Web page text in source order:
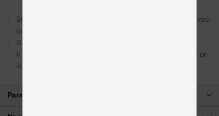
Stolička v hnedej AquaClean látke – vysoká odolnosť voči
oderu a zašpineniu.
Dubová podnož – lakovaná.
K dispozícii 4 kusy ihneď k odberu. Výhodná cena platí pri
kúpe celého setu.
Parametre produktu